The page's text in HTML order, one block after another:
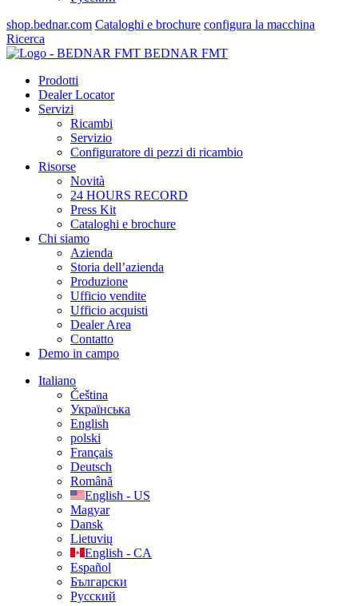
shop.bednar.com Cataloghi e brochure configura la macchina
Ricerca
BEDNAR FMT
Prodotti
Dealer Locator
Servizi
Ricambi
Servizio
Configuratore di pezzi di ricambio
Risorse
Novità
24 HOURS RECORD
Press Kit
Cataloghi e brochure
Chi siamo
Azienda
Storia dell’azienda
Produzione
Ufficio vendite
Ufficio acquisti
Dealer Area
Contatto
Demo in campo
Italiano
Čeština
Українська
English
polski
Français
Deutsch
Română
English - US
Magyar
Dansk
Lietuvių
English - CA
Español
Български
Русский